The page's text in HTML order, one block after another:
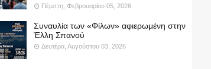
Πέμπτη, Φεβρουαρίου 05, 2026
Συναυλία των «Φίλων» αφιερωμένη στην
Έλλη Σπανού
Δευτέρα, Αυγούστου 03, 2026